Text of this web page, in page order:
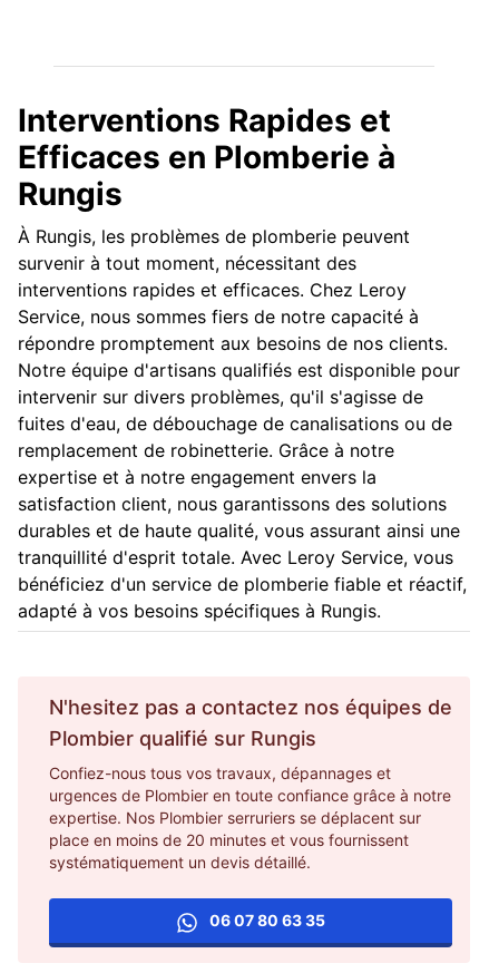
Interventions Rapides et
Efficaces en Plomberie à
Rungis
À Rungis, les problèmes de plomberie peuvent
survenir à tout moment, nécessitant des
interventions rapides et efficaces. Chez Leroy
Service, nous sommes fiers de notre capacité à
répondre promptement aux besoins de nos clients.
Notre équipe d'artisans qualifiés est disponible pour
intervenir sur divers problèmes, qu'il s'agisse de
fuites d'eau, de débouchage de canalisations ou de
remplacement de robinetterie. Grâce à notre
expertise et à notre engagement envers la
satisfaction client, nous garantissons des solutions
durables et de haute qualité, vous assurant ainsi une
tranquillité d'esprit totale. Avec Leroy Service, vous
bénéficiez d'un service de plomberie fiable et réactif,
adapté à vos besoins spécifiques à Rungis.
N'hesitez pas a contactez nos équipes de
Plombier qualifié sur Rungis
Confiez-nous tous vos travaux, dépannages et
urgences de Plombier en toute confiance grâce à notre
expertise. Nos Plombier serruriers se déplacent sur
place en moins de 20 minutes et vous fournissent
systématiquement un devis détaillé.
06 07 80 63 35